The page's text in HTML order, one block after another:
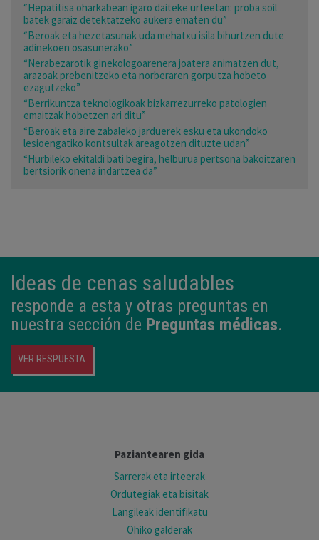
“Hepatitisa oharkabean igaro daiteke urteetan: proba soil
batek garaiz detektatzeko aukera ematen du”
“Beroak eta hezetasunak uda mehatxu isila bihurtzen dute
adinekoen osasunerako”
“Nerabezarotik ginekologoarenera joatera animatzen dut,
arazoak prebenitzeko eta norberaren gorputza hobeto
ezagutzeko”
“Berrikuntza teknologikoak bizkarrezurreko patologien
emaitzak hobetzen ari ditu”
“Beroak eta aire zabaleko jarduerek esku eta ukondoko
lesioengatiko kontsultak areagotzen dituzte udan”
“Hurbileko ekitaldi bati begira, helburua pertsona bakoitzaren
bertsiorik onena indartzea da”
Ideas de cenas saludables
responde a esta y otras preguntas en
nuestra sección de Preguntas médicas.
VER RESPUESTA
Paziantearen gida
Sarrerak eta irteerak
Ordutegiak eta bisitak
Langileak identifikatu
Ohiko galderak